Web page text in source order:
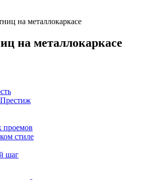
на металлокаркасе
на металлокаркасе
проемов
стиле
шаг